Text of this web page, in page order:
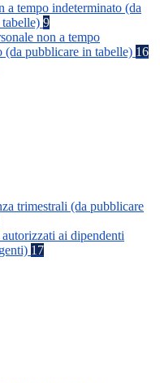
a tempo indeterminato (da
9
non a tempo
(da pubblicare in tabelle) 16
trimestrali (da pubblicare
ai dipendenti
17